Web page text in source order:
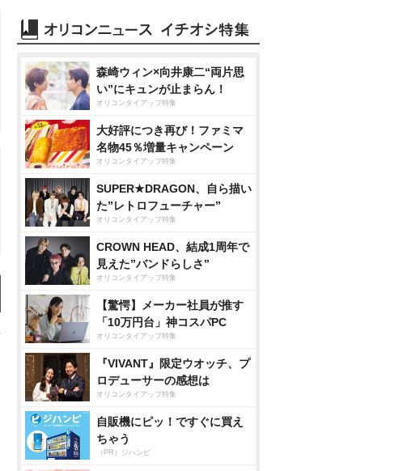
森崎ウィン×向井康二“両片思
い”にキュンが止まらん！
オリコンタイアップ特集
大好評につき再び！ファミマ
名物45％増量キャンペーン
オリコンタイアップ特集
SUPER★DRAGON、自ら描い
た”レトロフューチャー”
オリコンタイアップ特集
CROWN HEAD、結成1周年で
見えた”バンドらしさ”
オリコンタイアップ特集
【驚愕】メーカー社員が推す
「10万円台」神コスパPC
オリコンタイアップ特集
『VIVANT』限定ウオッチ、プ
ロデューサーの感想は
オリコンタイアップ特集
自販機にピッ！ですぐに買え
ちゃう
（PR）ジハンピ